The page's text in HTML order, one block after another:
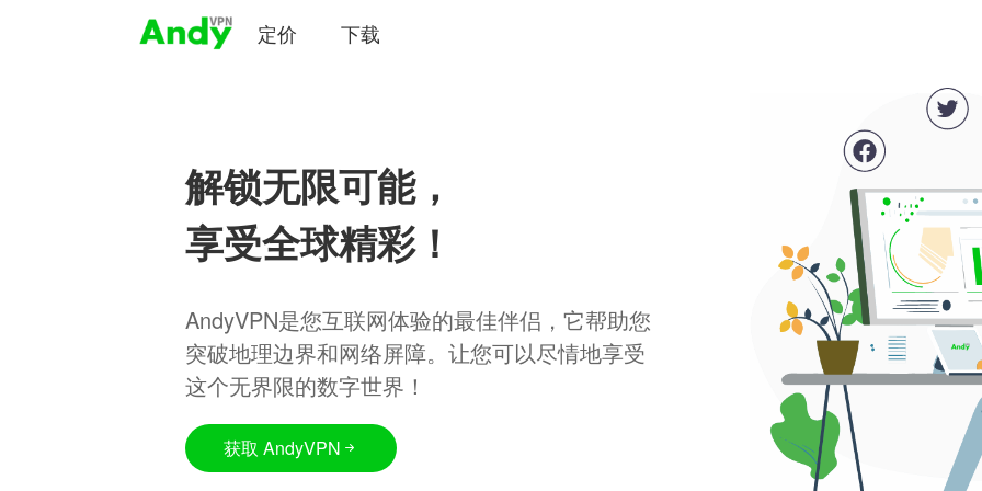
定价 下载
解锁无限可能，
享受全球精彩！
AndyVPN是您互联网体验的最佳伴侣，它帮助您
突破地理边界和网络屏障。让您可以尽情地享受
这个无界限的数字世界！
获取 AndyVPN